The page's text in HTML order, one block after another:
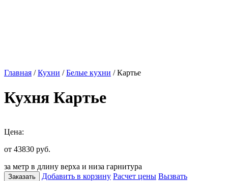
Главная /Кухни /Белые кухни / Картье
Кухня Картье
Цена:
от 43830 руб.
за метр в длину верха и низа гарнитура
Заказать Добавить в корзину Расчет цены Вызвать